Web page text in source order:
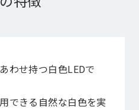
わせ持つ白色LEDで
できる自然な白色を実